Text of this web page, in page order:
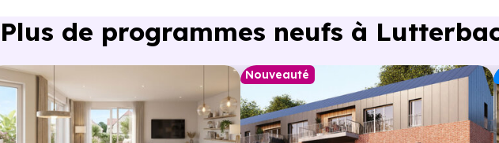
Maternelle :
Ecole maternelle les Chevreuils
à 1.3 km, soit 3 min en voiture ou à 1.3 km,
Primaire :
Ecole primaire du centre à 2.2 km, soit 4 min en voiture ou à 2 km, soit 24
Collège :
Plus de programmes neufs à
Nouveauté